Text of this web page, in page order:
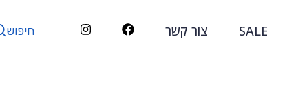
SALE צור קשר חיפוש